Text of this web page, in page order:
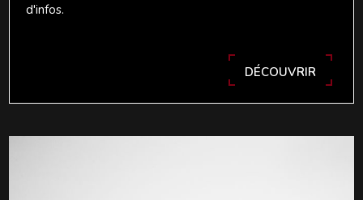
d'infos.
DÉCOUVRIR